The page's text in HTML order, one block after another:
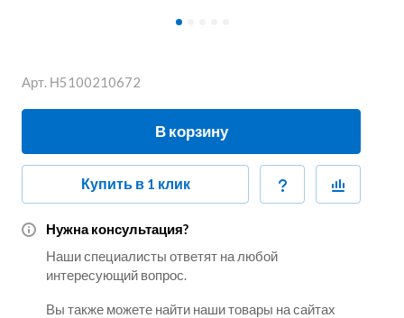
Арт. Н5100210672
В корзину
Купить в 1 клик
Нужна консультация?
Наши специалисты ответят на любой
интересующий вопрос.
Вы также можете найти наши товары на сайтах